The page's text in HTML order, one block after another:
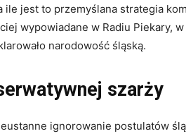
ile jest to przemyślana strategia
wypowiadane w Radiu Piekary,
narodowość śląską.
szarży
ignorowanie postulatów